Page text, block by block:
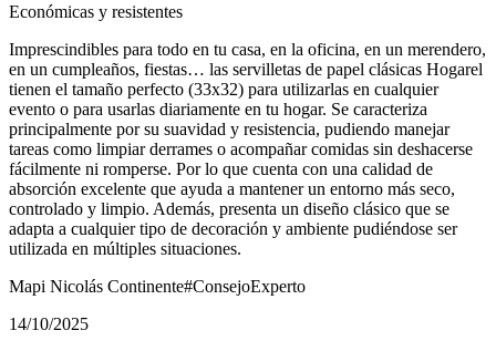
Económicas y resistentes
Imprescindibles para todo en tu casa, en la oficina, en un merendero,
en un cumpleaños, fiestas… las servilletas de papel clásicas Hogarel
tienen el tamaño perfecto (33x32) para utilizarlas en cualquier
evento o para usarlas diariamente en tu hogar. Se caracteriza
principalmente por su suavidad y resistencia, pudiendo manejar
tareas como limpiar derrames o acompañar comidas sin deshacerse
fácilmente ni romperse. Por lo que cuenta con una calidad de
absorción excelente que ayuda a mantener un entorno más seco,
controlado y limpio. Además, presenta un diseño clásico que se
adapta a cualquier tipo de decoración y ambiente pudiéndose ser
utilizada en múltiples situaciones.
Mapi Nicolás Continente#ConsejoExperto
14/10/2025